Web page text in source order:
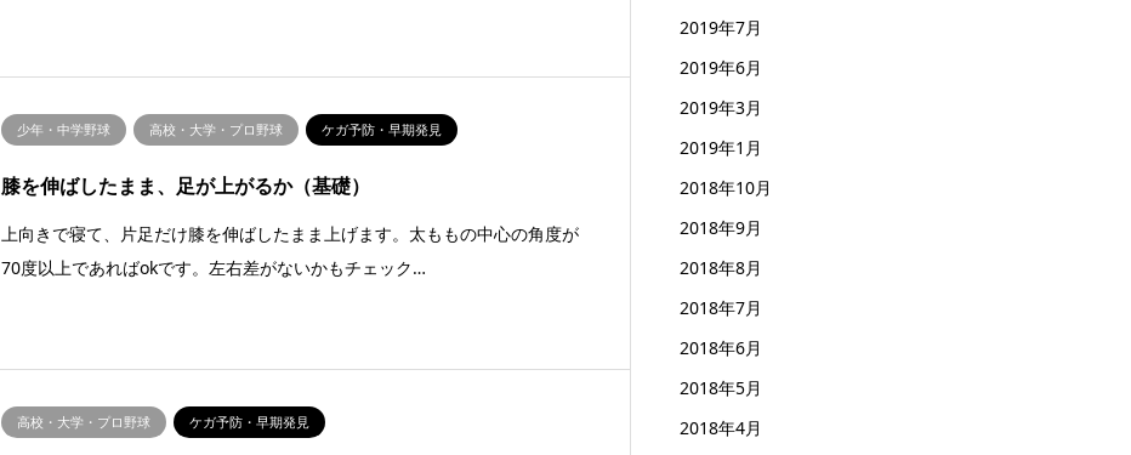
少年・中学野球 高校・大学・プロ野球 ケガ予防・早期発見
膝を伸ばしたまま、足が上がるか（基礎）
上向きで寝て、片足だけ膝を伸ばしたまま上げます。太ももの中心の角度が
70度以上であればokです。左右差がないかもチェック…
高校・大学・プロ野球 ケガ予防・早期発見
2019年7月
2019年6月
2019年3月
2019年1月
2018年10月
2018年9月
2018年8月
2018年7月
2018年6月
2018年5月
2018年4月